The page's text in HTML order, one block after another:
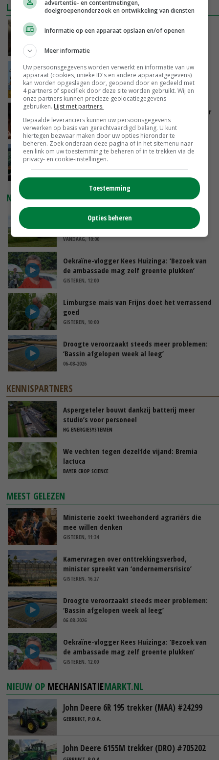
LAATSTE NIEUWS
‘Samenwerking A-ware en Amalthea gaat
VANDAAG, 16:01
Internationale vraag naar geitenzuivel blijft
groot: Nederland in Europese top
VANDAAG, 15:33
Vlaamse varkensstapel krimpt, pluimveesector
groeit door schaalvergroting
VANDAAG, 15:20
‘Cijfer jezelf niet weg en doe vooral ook waar
je gelukkig van wordt’
NIEUWSTE VIDEO'S
POAH!: John Deere 7730
VANDAAG, 10:00
Oekraïne-vlogger Kees Huizinga: ‘Bezoek van
de ambassade mag zelf groente plukken’
GISTEREN, 12:00
Limburgse mais van Frijns doet het verrassend
goed
GISTEREN, 10:00
Droogte veroorzaakt steeds meer problemen:
‘Bassin afgelopen week al leeg’
06-08-2026
KENNISPARTNERS
Aspergeteler bouwt dankzij batterij meer
studio’s voor personeel
HG ENERGIESYSTEMEN
We vechten tegen dezelfde vijand: Bremia
lactuca
BAYER CROP SCIENCE
MEEST GELEZEN
Ministerie zoekt tweehonderd agrariërs die
mee willen denken
GISTEREN, 11:34
Kamervragen over onttrekkingsverbod,
minister spreekt van ‘ondernemersrisico’
GISTEREN, 16:27
Droogte veroorzaakt steeds meer problemen:
‘Bassin afgelopen week al leeg’
06-08-2026
Oekraïne-vlogger Kees Huizinga: ‘Bezoek van
de ambassade mag zelf groente plukken’
GISTEREN, 12:00
NIEUW OP MECHANISATIEMARKT.NL
John Deere 6R 195 trekker (MAA) #24299
GEBRUIKT, P.O.A.
John Deere 6155M trekker (DRO) #705202
advertentie- en contentmetingen,
doelgroepenonderzoek en ontwikkeling van diensten
Informatie op een apparaat opslaan en/of openen
Meer informatie
Uw persoonsgegevens worden verwerkt en informatie van uw
apparaat (cookies, unieke ID's en andere apparaatgegevens)
kan worden opgeslagen door, geopend door en gedeeld met
4 partners of specifiek door deze site worden gebruikt. Wij en
onze partners kunnen precieze geolocatiegegevens
gebruiken. Lijst met partners.
Bepaalde leveranciers kunnen uw persoonsgegevens
verwerken op basis van gerechtvaardigd belang. U kunt
hiertegen bezwaar maken door uw opties hieronder te
beheren. Zoek onderaan deze pagina of in het sitemenu naar
een link om uw toestemming te beheren of in te trekken via de
privacy- en cookie-instellingen.
Toestemming
Opties beheren